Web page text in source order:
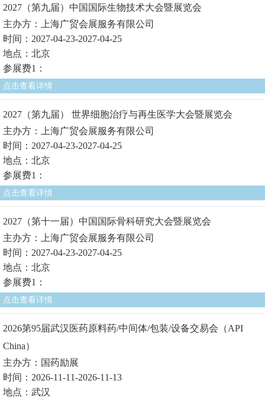
2027（第九届）中国国际生物技术大会暨展览会
主办方：上海广贸会展服务有限公司
时间：2027-04-23-2027-04-25
地点：北京
参展费1：
点击查看详情
2027（第九届） 世界细胞治疗与再生医学大会暨展览会
主办方：上海广贸会展服务有限公司
时间：2027-04-23-2027-04-25
地点：北京
参展费1：
点击查看详情
2027（第十一届）中国国际骨科研究大会暨展览会
主办方：上海广贸会展服务有限公司
时间：2027-04-23-2027-04-25
地点：北京
参展费1：
点击查看详情
2026第95届武汉医药原料药/中间体/包装/设备交易会（API
China）
主办方：国药励展
时间：2026-11-11-2026-11-13
地点：武汉